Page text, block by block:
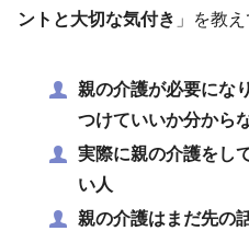
ントと大切な気付き 」を教
親の介護が必要にな
つけていいか分から
実際に親の介護をし
い人
親の介護はまだ先の